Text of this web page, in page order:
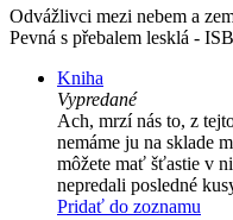
Odvážlivci mezi nebem a
Pevná s přebalem lesklá -
Kniha
Vypredané
Ach, mrzí nás to, z
nemáme ju na sklade
môžete mať šťastie v
nepredali posledné
Pridať do zoznamu